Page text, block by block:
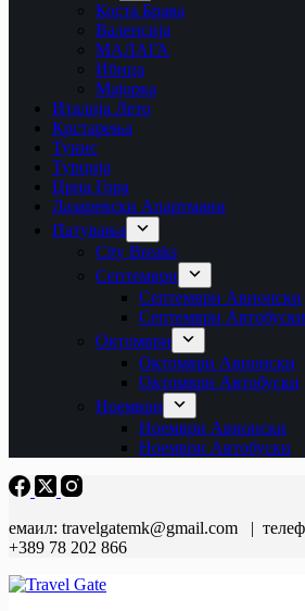
Коста Брава
Валенсија
МАЛАГА
Ибица
Мајорка
Италија Лето
Крстарења
Тунис
Турција
Црна Гора
Лазаревски Апартмани
Патувања
City Breaks
Септември
Септември Авионски
Септември Автобуски
Октомври
Октомври Авионски
Октомври Автобуски
Ноември
Ноември Авионски
Ноември Автобуски
емаил: travelgatemk@gmail.com |
+389 78 202 866